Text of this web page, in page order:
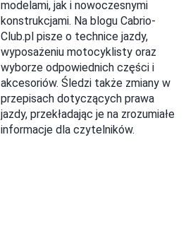
modelami, jak i nowoczesnymi
konstrukcjami. Na blogu Cabrio-
Club.pl pisze o technice jazdy,
wyposażeniu motocyklisty oraz
wyborze odpowiednich części i
akcesoriów. Śledzi także zmiany w
przepisach dotyczących prawa
jazdy, przekładając je na zrozumiałe
informacje dla czytelników.